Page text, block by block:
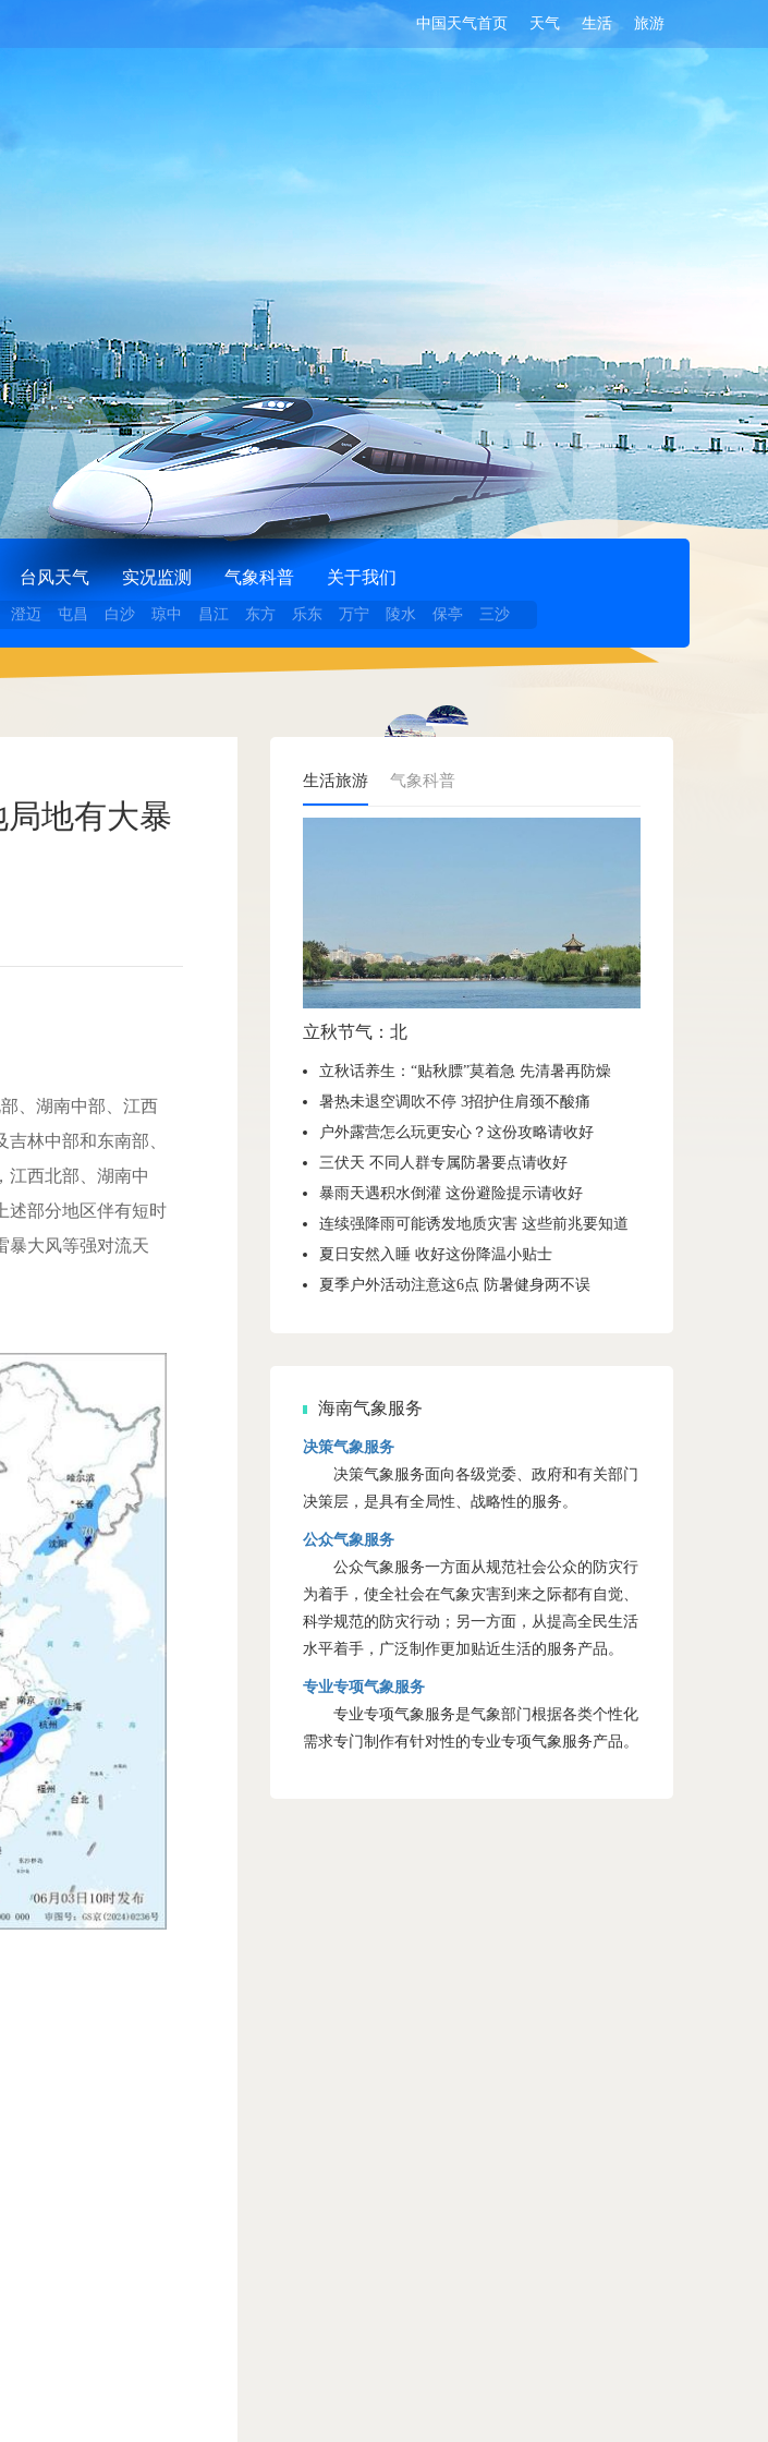
中国天气首页 天气 生活 旅游
台风天气 实况监测 气象科普 关于我们
澄迈 屯昌 白沙 琼中 昌江 东方 乐东 万宁 陵水 保亭 三沙
地有大暴
、湖南中部、江西
林中部和东南部、
江西北部、湖南中
述部分地区伴有短时
暴大风等强对流天
生活旅游 气象科普
立秋节气：北
立秋话养生：“贴秋膘”莫着急 先清暑再防燥
暑热未退空调吹不停 3招护住肩颈不酸痛
户外露营怎么玩更安心？这份攻略请收好
三伏天 不同人群专属防暑要点请收好
暴雨天遇积水倒灌 这份避险提示请收好
连续强降雨可能诱发地质灾害 这些前兆要知道
夏日安然入睡 收好这份降温小贴士
夏季户外活动注意这6点 防暑健身两不误
海南气象服务
决策气象服务
决策气象服务面向各级党委、政府和有关部门
决策层，是具有全局性、战略性的服务。
公众气象服务
公众气象服务一方面从规范社会公众的防灾行
为着手，使全社会在气象灾害到来之际都有自觉、
科学规范的防灾行动；另一方面，从提高全民生活
水平着手，广泛制作更加贴近生活的服务产品。
专业专项气象服务
专业专项气象服务是气象部门根据各类个性化
需求专门制作有针对性的专业专项气象服务产品。